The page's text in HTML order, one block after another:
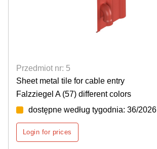
Przedmiot nr: 5
Sheet metal tile for cable entry
Falzziegel A (57) different colors
dostępne według tygodnia: 36/2026
Login for prices